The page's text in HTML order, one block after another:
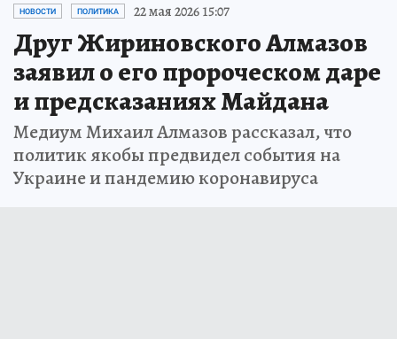
НОВОСТИ ПОЛИТИКА 22 мая 2026 15:07
Друг Жириновского Алмазов
заявил о его пророческом даре
и предсказаниях Майдана
Медиум Михаил Алмазов рассказал, что
политик якобы предвидел события на
Украине и пандемию коронавируса